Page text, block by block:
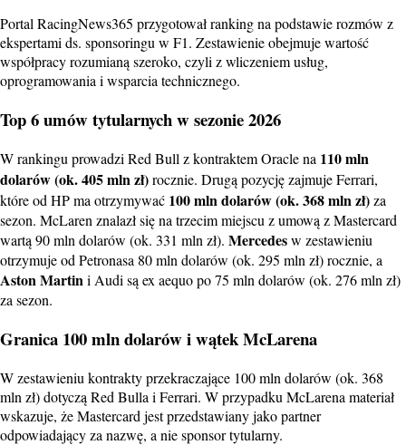
Portal RacingNews365 przygotował ranking na podstawie rozmów z
ekspertami ds. sponsoringu w F1. Zestawienie obejmuje wartość
współpracy rozumianą szeroko, czyli z wliczeniem usług,
oprogramowania i wsparcia technicznego.
Top 6 umów tytularnych w sezonie 2026
W rankingu prowadzi Red Bull z kontraktem Oracle na 110 mln
dolarów (ok. 405 mln zł)rocznie. Drugą pozycję zajmuje Ferrari,
które od HP ma otrzymywać 100 mln dolarów (ok. 368 mln zł)za
sezon. McLaren znalazł się na trzecim miejscu z umową z Mastercard
wartą 90 mln dolarów (ok. 331 mln zł). Mercedesw zestawieniu
otrzymuje od Petronasa 80 mln dolarów (ok. 295 mln zł) rocznie, a
Aston Martini Audi są ex aequo po 75 mln dolarów (ok. 276 mln zł)
za sezon.
Granica 100 mln dolarów i wątek McLarena
W zestawieniu kontrakty przekraczające 100 mln dolarów (ok. 368
mln zł) dotyczą Red Bulla i Ferrari. W przypadku McLarena materiał
wskazuje, że Mastercard jest przedstawiany jako partner
odpowiadający za nazwę, a nie sponsor tytularny.